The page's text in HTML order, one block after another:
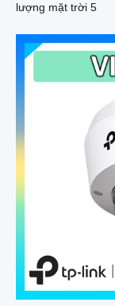
lượng mặt trời 5